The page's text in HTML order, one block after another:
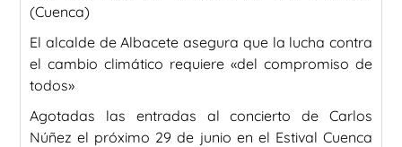
(Cuenca)
El alcalde de Albacete asegura que la lucha contra
el cambio climático requiere «del compromiso de
todos»
Agotadas las entradas al concierto de Carlos
Núñez el próximo 29 de junio en el Estival Cuenca